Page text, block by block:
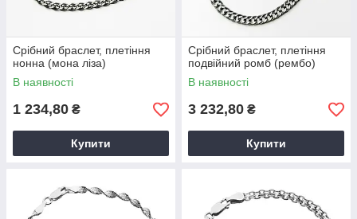
Срібний браслет, плетіння
нонна (мона ліза)
В наявності
1 234,80 ₴
Купити
Срібний браслет, плетіння
подвійний ромб (рембо)
В наявності
3 232,80 ₴
Купити